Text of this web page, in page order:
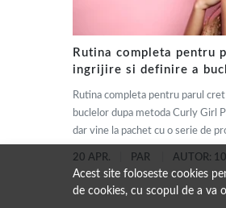
Acest site foloseste cookies
de cookies, cu scopul de a va
Rutina completa pentru
ingrijire si definire a
Rutina completa pentru parul
buclelor dupa metoda Curly Girl
dar vine la pachet cu o serie de
20 APR. PAR AUTOR: